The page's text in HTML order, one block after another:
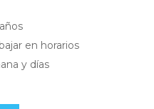
en horarios
y días